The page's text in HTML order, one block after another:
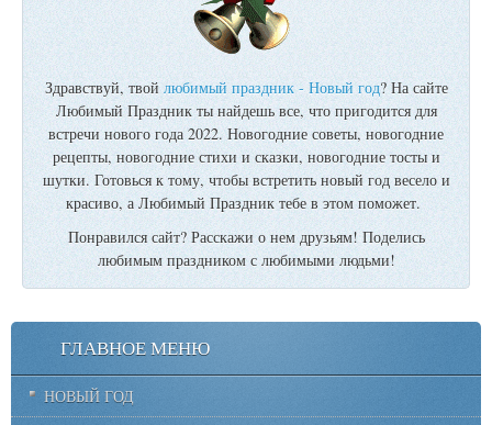
Здравствуй, твой любимый праздник - Новый год? На сайте
Любимый Праздник ты найдешь все, что пригодится для
встречи нового года 2022. Новогодние советы, новогодние
рецепты, новогодние стихи и сказки, новогодние тосты и
шутки. Готовься к тому, чтобы встретить новый год весело и
красиво, а Любимый Праздник тебе в этом поможет.
Понравился сайт? Расскажи о нем друзьям! Поделись
любимым праздником с любимыми людьми!
ГЛАВНОЕ МЕНЮ
НОВЫЙ ГОД